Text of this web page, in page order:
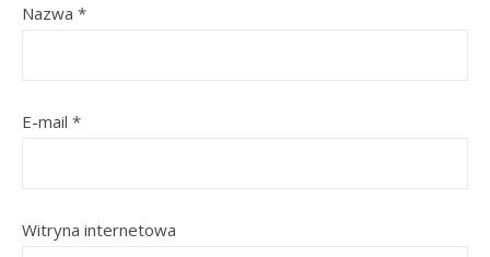
Nazwa *
E-mail *
Witryna internetowa